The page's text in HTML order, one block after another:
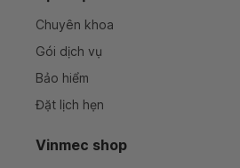
Chuyên khoa
Gói dịch vụ
Bảo hiểm
Đặt lịch hẹn
Vinmec shop